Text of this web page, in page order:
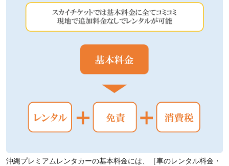
沖縄プレミアムレンタカーの基本料金には、［車のレンタル料金・